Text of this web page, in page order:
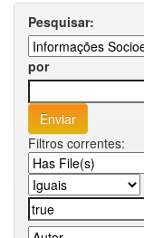
Pesquisar:
por
Filtros correntes: